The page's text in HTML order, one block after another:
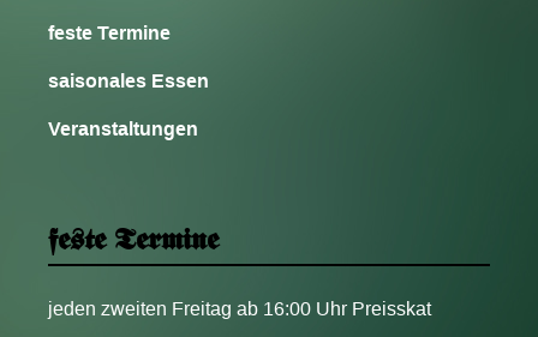
feste Termine
saisonales Essen
Veranstaltungen
feste Termine
jeden zweiten Freitag ab 16:00 Uhr Preisskat